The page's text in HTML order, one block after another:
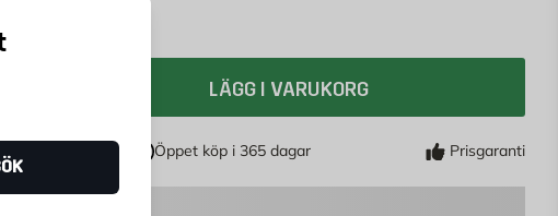
LÄGG I VARUKORG
Öppet köp i 365 dagar Prisgaranti